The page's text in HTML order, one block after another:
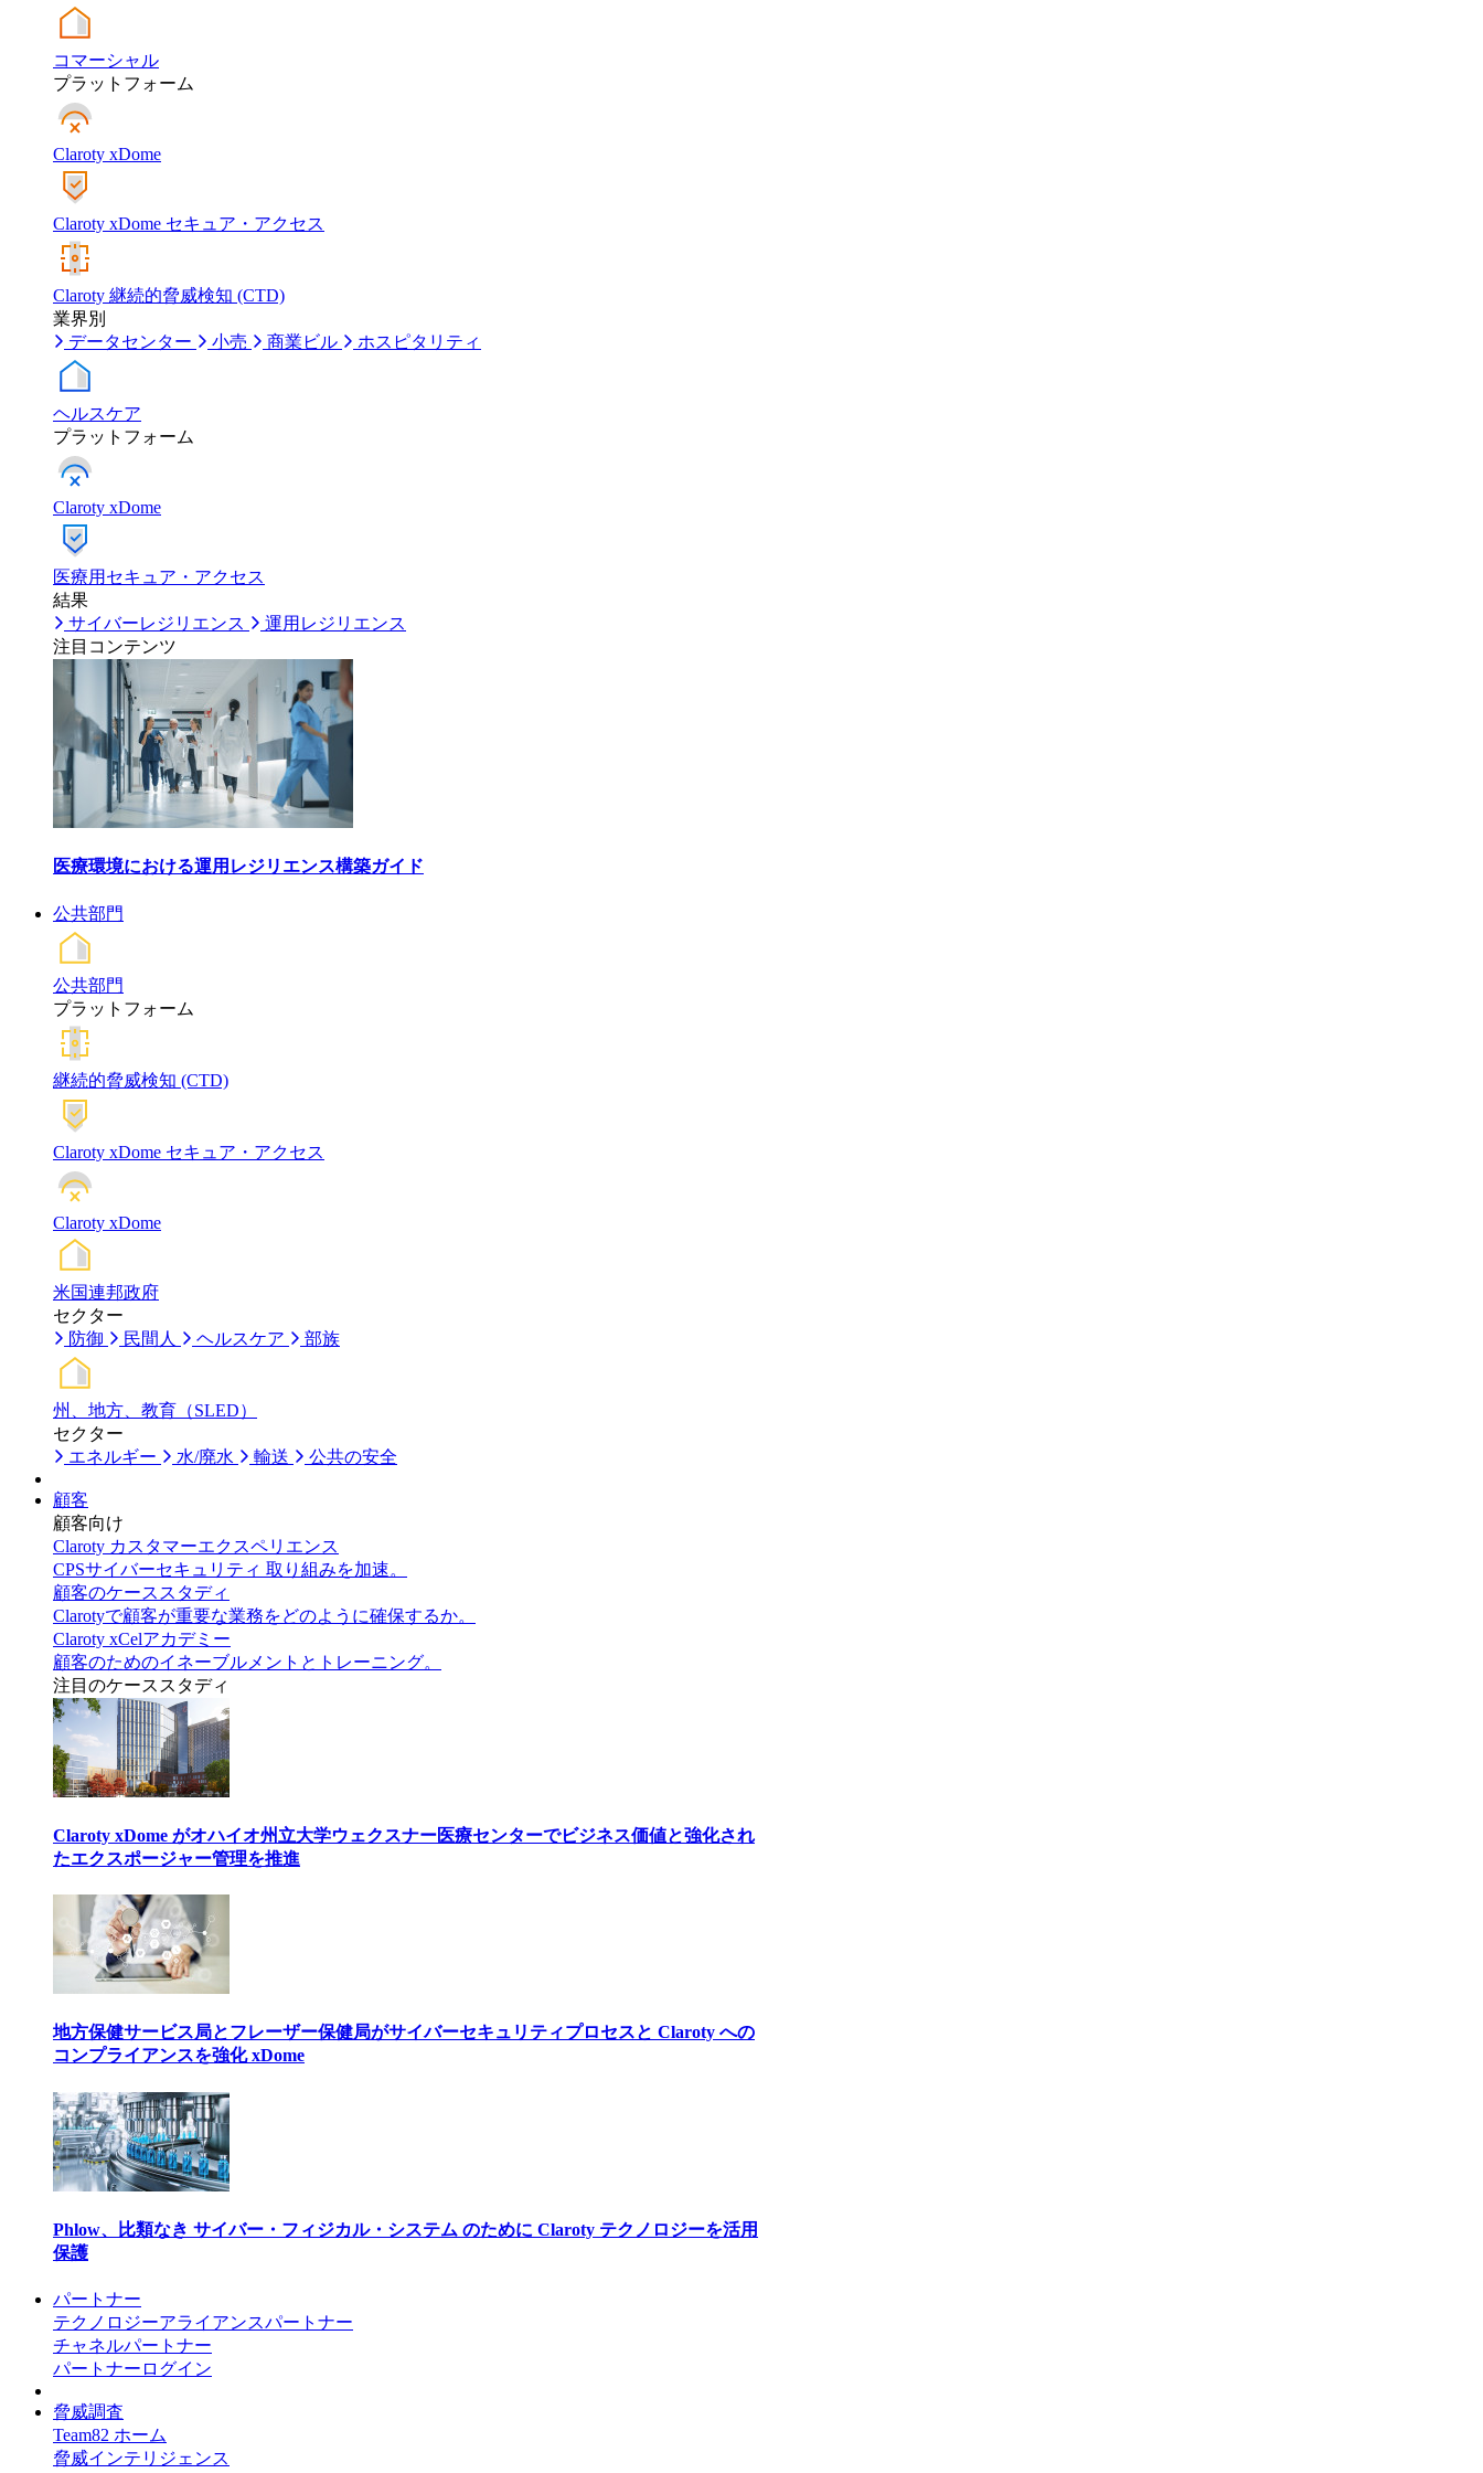
コマーシャル
プラットフォーム
Claroty xDome
Claroty xDome セキュア・アクセス
Claroty 継続的脅威検知 (CTD)
業界別
データセンター
小売 商業ビル ホスピタリティ
ヘルスケア
プラットフォーム
Claroty xDome
医療用セキュア・アクセス
結果
サイバーレジリエンス
運用レジリエンス
注目コンテンツ
医療環境における運用レジリエンス構築ガイド
公共部門
公共部門
プラットフォーム
継続的脅威検知 (CTD)
Claroty xDome セキュア・アクセス
Claroty xDome
米国連邦政府
セクター
防御
民間人 ヘルスケア 部族
州、地方、教育（SLED）
セクター
エネルギー
水/廃水 輸送 公共の安全
顧客
顧客向け
Claroty カスタマーエクスペリエンス
CPSサイバーセキュリティ 取り組みを加速。
顧客のケーススタディ
Clarotyで顧客が重要な業務をどのように確保するか。
Claroty xCelアカデミー
顧客のためのイネーブルメントとトレーニング。
注目のケーススタディ
Claroty xDome がオハイオ州立大学ウェクスナー医療センターでビジネス価値と強化され
たエクスポージャー管理を推進
地方保健サービス局とフレーザー保健局がサイバーセキュリティプロセスと Claroty への
コンプライアンスを強化 xDome
Phlow、比類なき サイバー・フィジカル・システム のために Claroty テクノロジーを活用
保護
パートナー
テクノロジーアライアンスパートナー
チャネルパートナー
パートナーログイン
脅威調査
Team82 ホーム
脅威インテリジェンス